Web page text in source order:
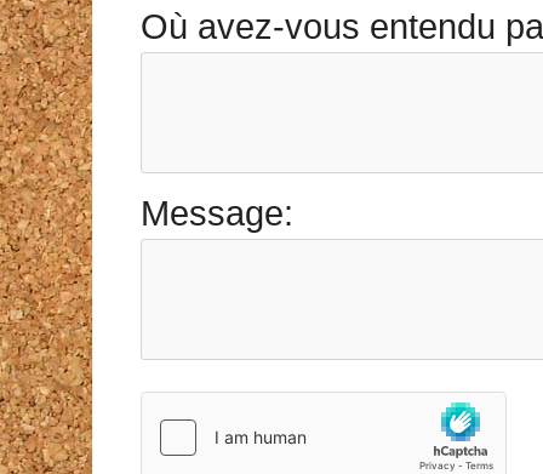
Où avez-vous entendu
Message: